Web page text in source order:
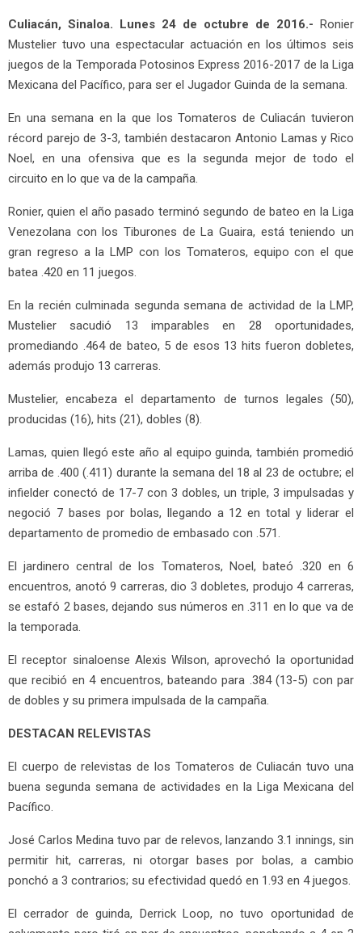
Culiacán, Sinaloa. Lunes 24 de octubre de 2016.- Ronier
Mustelier tuvo una espectacular actuación en los últimos seis
juegos de la Temporada Potosinos Express 2016-2017 de la Liga
Mexicana del Pacífico, para ser el Jugador Guinda de la semana.
En una semana en la que los Tomateros de Culiacán tuvieron
récord parejo de 3-3, también destacaron Antonio Lamas y Rico
Noel, en una ofensiva que es la segunda mejor de todo el
circuito en lo que va de la campaña.
Ronier, quien el año pasado terminó segundo de bateo en la Liga
Venezolana con los Tiburones de La Guaira, está teniendo un
gran regreso a la LMP con los Tomateros, equipo con el que
batea .420 en 11 juegos.
En la recién culminada segunda semana de actividad de la LMP,
Mustelier sacudió 13 imparables en 28 oportunidades,
promediando .464 de bateo, 5 de esos 13 hits fueron dobletes,
además produjo 13 carreras.
Mustelier, encabeza el departamento de turnos legales (50),
producidas (16), hits (21), dobles (8).
Lamas, quien llegó este año al equipo guinda, también promedió
arriba de .400 (.411) durante la semana del 18 al 23 de octubre; el
infielder conectó de 17-7 con 3 dobles, un triple, 3 impulsadas y
negoció 7 bases por bolas, llegando a 12 en total y liderar el
departamento de promedio de embasado con .571.
El jardinero central de los Tomateros, Noel, bateó .320 en 6
encuentros, anotó 9 carreras, dio 3 dobletes, produjo 4 carreras,
se estafó 2 bases, dejando sus números en .311 en lo que va de
la temporada.
El receptor sinaloense Alexis Wilson, aprovechó la oportunidad
que recibió en 4 encuentros, bateando para .384 (13-5) con par
de dobles y su primera impulsada de la campaña.
DESTACAN RELEVISTAS
El cuerpo de relevistas de los Tomateros de Culiacán tuvo una
buena segunda semana de actividades en la Liga Mexicana del
Pacífico.
José Carlos Medina tuvo par de relevos, lanzando 3.1 innings, sin
permitir hit, carreras, ni otorgar bases por bolas, a cambio
ponchó a 3 contrarios; su efectividad quedó en 1.93 en 4 juegos.
El cerrador de guinda, Derrick Loop, no tuvo oportunidad de